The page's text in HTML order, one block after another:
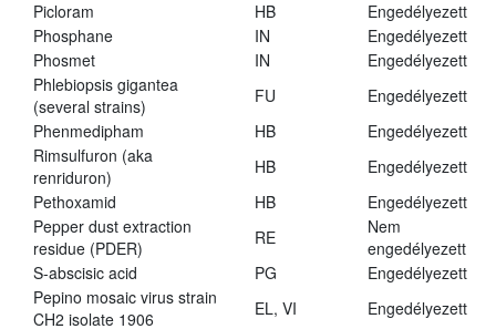
Picloram
HB
Engedélyezett
Phosphane
IN
Engedélyezett
Phosmet
IN
Engedélyezett
Phlebiopsis gigantea
(several strains)
FU
Engedélyezett
Phenmedipham
HB
Engedélyezett
Rimsulfuron (aka
renriduron)
HB
Engedélyezett
Pethoxamid
HB
Engedélyezett
Pepper dust extraction
residue (PDER)
RE
Nem
engedélyezett
S-abscisic acid
PG
Engedélyezett
Pepino mosaic virus strain
CH2 isolate 1906
EL, VI
Engedélyezett